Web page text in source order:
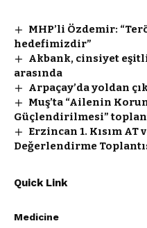
MHP’li Özdemir:
hedefimizdir”
Akbank, cinsiyet
arasında
Arpaçay’da yoldan
Muş’ta “Ailenin
Güçlendirilmesi”
Erzincan 1. Kısım AT
Değerlendirme
Quick Link
Medicine